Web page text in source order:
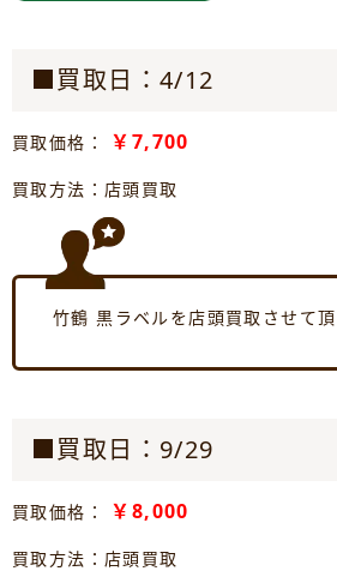
■買取日：4/12
買取価格： ￥7,700
買取方法：店頭買取
竹鶴 黒ラベルを店頭買取させて頂
■買取日：9/29
買取価格： ￥8,000
買取方法：店頭買取